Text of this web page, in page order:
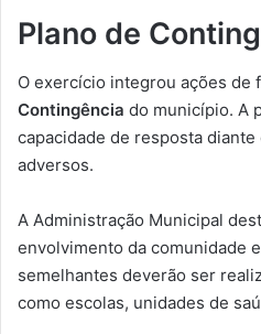
Plano de
O exercício integrou ações de
Contingência do município. A
capacidade de resposta
adversos.
A Administração Municipal
envolvimento da comunidade
semelhantes deverão ser
como escolas, unidades de